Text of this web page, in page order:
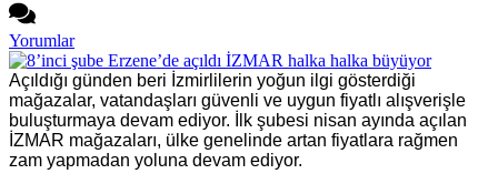
Yorumlar
Açıldığı günden beri İzmirlilerin yoğun ilgi gösterdiği
mağazalar, vatandaşları güvenli ve uygun fiyatlı alışverişle
buluşturmaya devam ediyor. İlk şubesi nisan ayında açılan
İZMAR mağazaları, ülke genelinde artan fiyatlara rağmen
zam yapmadan yoluna devam ediyor.